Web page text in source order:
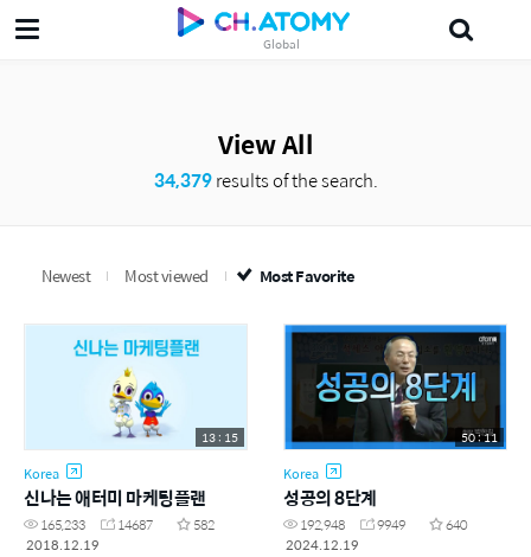
Global
View All
34,379results of the search.
Newest Most viewed Most Favorite
13 : 15
Korea
신나는 애터미 마케팅플랜
165,233 14687
582
2018.12.19
50 : 11
Korea
성공의 8단계
192,948 9949
640
2024.12.19